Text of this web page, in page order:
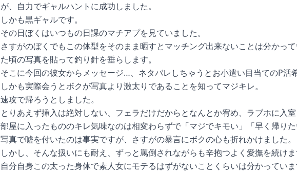
が、自力でギャルハントに成功しました。
しかも黒ギャルです。
その日ぼくはいつもの日課のマチアプを見ていました。
さすがのぼくでもこの体型をそのまま晒すとマッチング出来ないことは分かっ
た頃の写真を貼って釣り針を垂らします。
そこに今回の彼女からメッセージ…、ネタバレしちゃうとお小遣い目当てのP活
しかも実際会うとボクが写真より激太りであることを知ってマジキレ。
速攻で帰ろうとしました。
とりあえず挿入は絶対しない、フェラだけだからとなんとか宥め、ラブホに入室
部屋に入ったもののキレ気味なのは相変わらずで「マジでキモい」「早く帰りた
写真で嘘を付いたのは事実ですが、さすがの暴言にボクの心も折れかけました。
しかし、そんな扱いにも耐え、ずっと罵倒されながらも辛抱つよく愛撫を続けま
自分自身この太った身体で素人女にモテるはずがないことくらいは分かっていま